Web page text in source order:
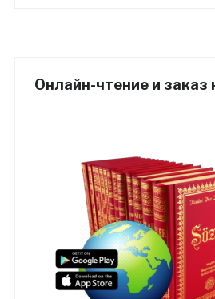
Онлайн-чтение и заказ